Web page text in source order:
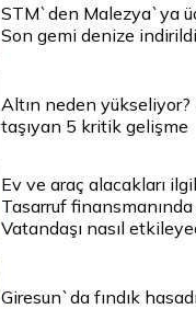
STM`den Malezya`ya
Son gemi denize indirildi
Altın neden yükseliyor?
taşıyan 5 kritik gelişme
Ev ve araç alacakları
Tasarruf
Vatandaşı nasıl
Giresun`da fındık